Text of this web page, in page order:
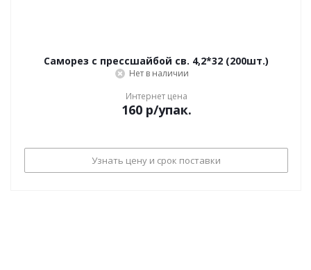
Саморез с прессшайбой св. 4,2*32 (200шт.)
Нет в наличии
Интернет цена
160р/упак.
Узнать цену и срок поставки